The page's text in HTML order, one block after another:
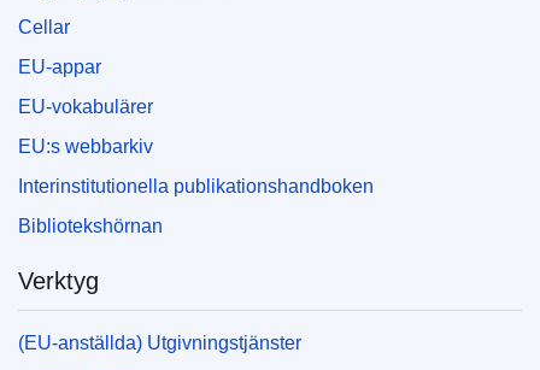
Cellar
EU-appar
EU-vokabulärer
EU:s webbarkiv
Interinstitutionella publikationshandboken
Bibliotekshörnan
Verktyg
(EU-anställda) Utgivningstjänster